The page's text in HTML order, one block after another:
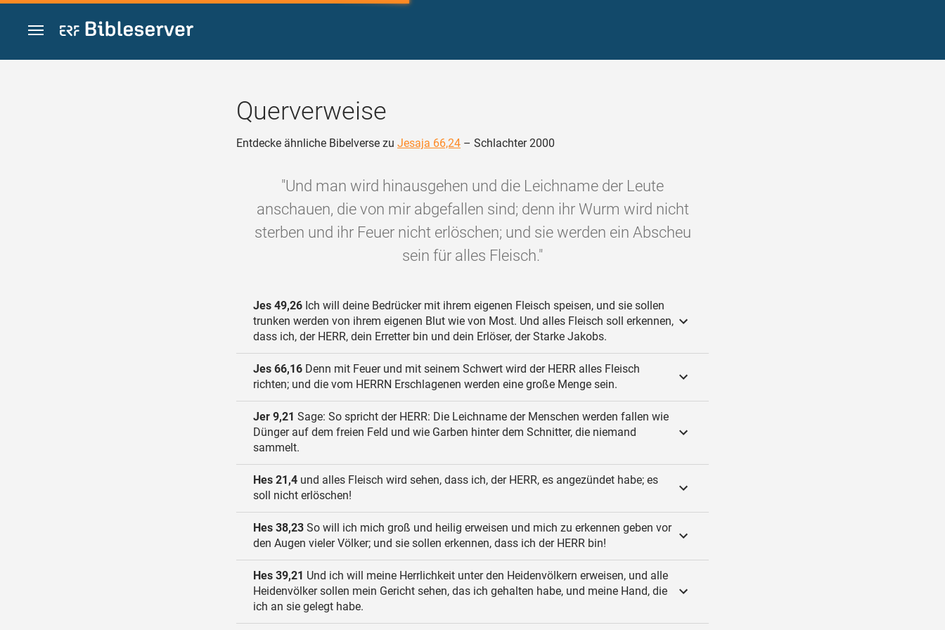
Zum Inhalt springen
Querverweise
Entdecke ähnliche Bibelverse zu Jesaja 66,24 – Schlachter 2000
"Und man wird hinausgehen und die Leichname der Leute
anschauen, die von mir abgefallen sind; denn ihr Wurm wird nicht
sterben und ihr Feuer nicht erlöschen; und sie werden ein Abscheu
sein für alles Fleisch."
Jes 49,26 Ich will deine Bedrücker mit ihrem eigenen Fleisch speisen, und sie sollen
trunken werden von ihrem eigenen Blut wie von Most. Und alles Fleisch soll erkennen,
dass ich, der HERR, dein Erretter bin und dein Erlöser, der Starke Jakobs.
Jes 66,16 Denn mit Feuer und mit seinem Schwert wird der HERR alles Fleisch
richten; und die vom HERRN Erschlagenen werden eine große Menge sein.
Jer 9,21 Sage: So spricht der HERR: Die Leichname der Menschen werden fallen wie
Dünger auf dem freien Feld und wie Garben hinter dem Schnitter, die niemand
sammelt.
Hes 21,4 und alles Fleisch wird sehen, dass ich, der HERR, es angezündet habe; es
soll nicht erlöschen!
Hes 38,23 So will ich mich groß und heilig erweisen und mich zu erkennen geben vor
den Augen vieler Völker; und sie sollen erkennen, dass ich der HERR bin!
Hes 39,21 Und ich will meine Herrlichkeit unter den Heidenvölkern erweisen, und alle
Heidenvölker sollen mein Gericht sehen, das ich gehalten habe, und meine Hand, die
ich an sie gelegt habe.